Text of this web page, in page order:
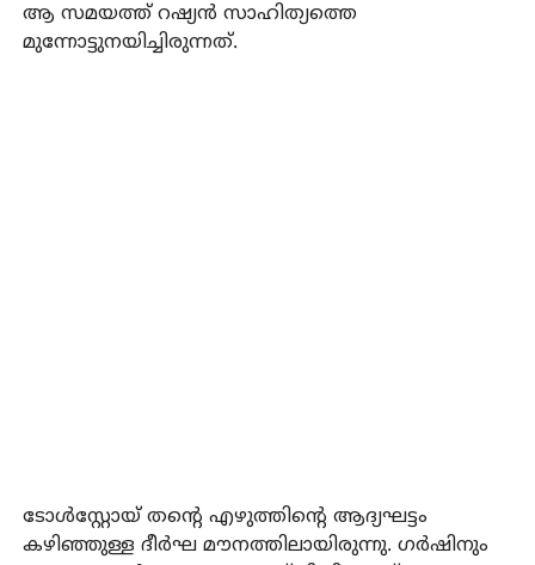
ആ സമയത്ത് റഷ്യൻ സാഹിത്യത്തെ
മുന്നോട്ടുനയിച്ചിരുന്നത്.
ടോൾസ്റ്റോയ് തന്റെ എഴുത്തിന്റെ ആദ്യഘട്ടം
കഴിഞ്ഞുള്ള ദീർഘ മൗനത്തിലായിരുന്നു. ഗർഷിനും